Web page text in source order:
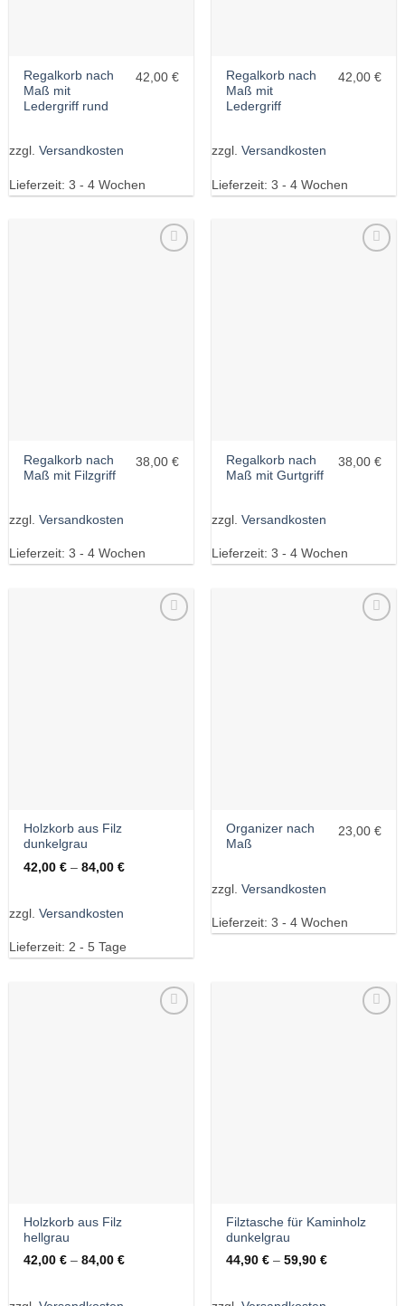
Regalkorb nach
Maß mit
Ledergriff rund
42,00 €
zzgl. Versandkosten
Lieferzeit: 3 - 4 Wochen
Regalkorb nach
Maß mit
Ledergriff
42,00 €
zzgl. Versandkosten
Lieferzeit: 3 - 4 Wochen
Regalkorb nach
Maß mit Filzgriff
38,00 €
zzgl. Versandkosten
Lieferzeit: 3 - 4 Wochen
Regalkorb nach
Maß mit Gurtgriff
38,00 €
zzgl. Versandkosten
Lieferzeit: 3 - 4 Wochen
Holzkorb aus Filz
dunkelgrau
42,00€ –84,00€
zzgl. Versandkosten
Lieferzeit: 2 - 5 Tage
Organizer nach
Maß
23,00 €
zzgl. Versandkosten
Lieferzeit: 3 - 4 Wochen
Holzkorb aus Filz
hellgrau
42,00€ –84,00€
Filztasche für Kaminholz
dunkelgrau
44,90€ –59,90€